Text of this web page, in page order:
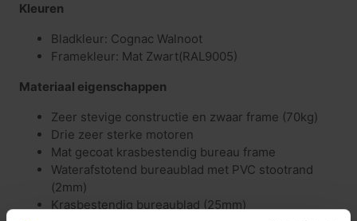
Kleuren
Bladkleur: Cognac Walnoot
Framekleur: Mat Zwart(RAL9005)
Materiaal eigenschappen
Zeer stevige constructie en zwaar frame (70kg)
Drie zeer sterke motoren
Mat gecoat krasbestendig bureau frame
Waterafstotend bureaublad met PVC stootrand
(2mm)
Krasbestendig bureaublad (25mm)